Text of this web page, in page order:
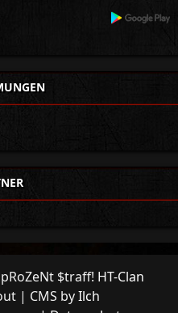
$traff! HT-Clan
| CMS byIlch